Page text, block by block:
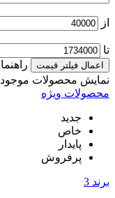
از
تا
اعمال فیلتر قیمت
راهنما
نمایش محصولات موجود
محصولات ویژه
جدید
خاص
پایدار
پرفروش
برند 3